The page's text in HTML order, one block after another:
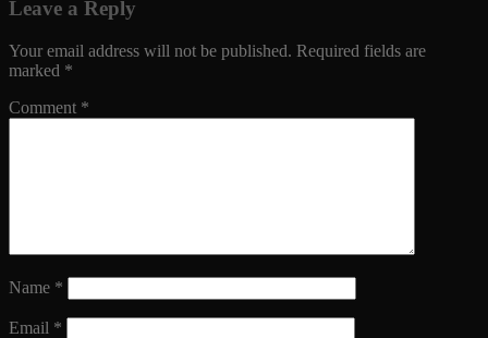
Leave a Reply
Your email address will not be published. Required fields are
marked *
Comment *
Name *
Email *